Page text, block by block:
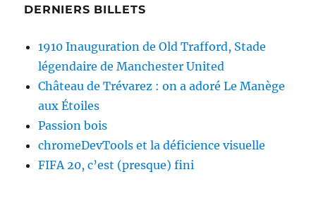
DERNIERS BILLETS
1910 Inauguration de Old Trafford, Stade
légendaire de Manchester United
Château de Trévarez : on a adoré Le Manège
aux Étoiles
Passion bois
chromeDevTools et la déficience visuelle
FIFA 20, c’est (presque) fini